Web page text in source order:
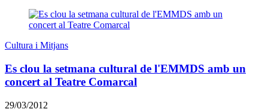
Cultura i Mitjans
Es clou la setmana cultural de l'EMMDS amb un
concert al Teatre Comarcal
29/03/2012